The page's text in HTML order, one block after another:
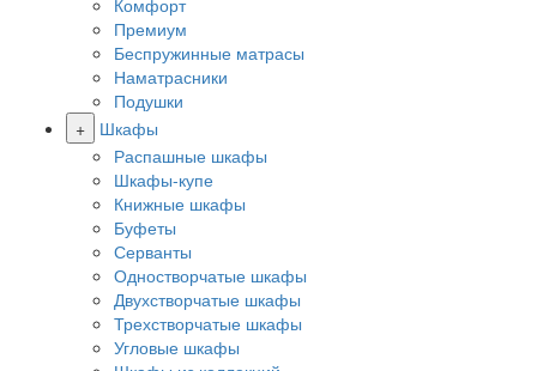
Комфорт
Премиум
Беспружинные матрасы
Наматрасники
Подушки
+
Шкафы
Распашные шкафы
Шкафы-купе
Книжные шкафы
Буфеты
Серванты
Одностворчатые шкафы
Двухстворчатые шкафы
Трехстворчатые шкафы
Угловые шкафы